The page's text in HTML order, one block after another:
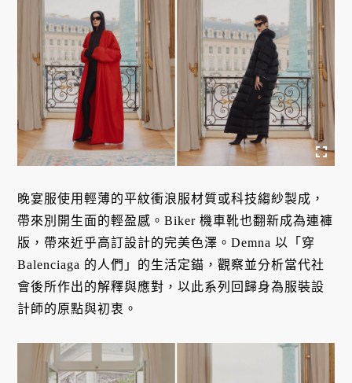
晚宴服使用輕薄的平紋衝浪服材質或科技縐紗製成，
帶來別開生面的輕盈感。Biker 機車靴也翻新成為連褲
版，帶來近乎高訂設計的完美色澤。Demna 以「穿
Balenciaga 的人們」的生活定錨，觀察並分析當代社
會後所作出的解釋與應對，以此系列回歸身為服裝設
計師的原點與初衷。